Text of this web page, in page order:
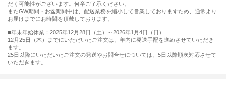
だく可能性がございます。何卒ご了承ください。
またGW期間・お盆期間中は、配送業務を縮小して営業しておりますため、通常より
お届けまでにお時間を頂戴しております。
■年末年始休業：2025年12月28日（土）～2026年1月4日（日）
12月25日（木）までにいただいたご注文は、年内に発送手配を進めさせていただき
ます。
25日以降にいただいたご注文の発送やお問合せについては、5日以降順次対応させて
いただきます。